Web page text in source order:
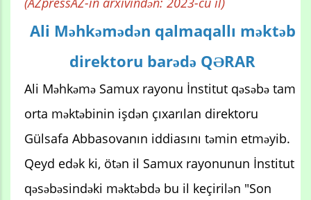
Ali Məhkəmədən qalmaqallı məktəb
direktoru barədə QƏRAR
Ali Məhkəmə Samux rayonu İnstitut qəsəbə tam
orta məktəbinin işdən çıxarılan direktoru
Gülsafa Abbasovanın iddiasını təmin etməyib.
Qeyd edək ki, ötən il Samux rayonunun İnstitut
qəsəbəsindəki məktəbdə bu il keçirilən "Son